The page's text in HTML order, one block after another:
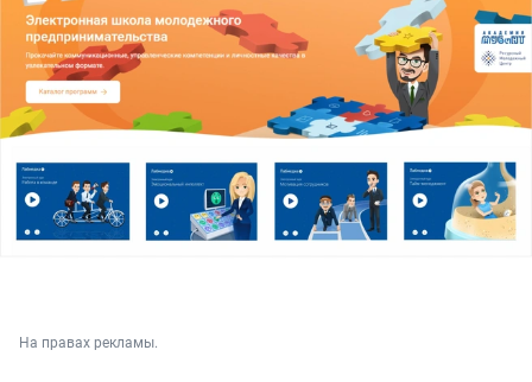
На правах рекламы.